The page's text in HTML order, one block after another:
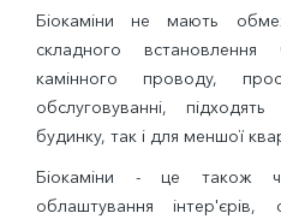
Біокаміни не мають
складного
камінного проводу,
обслуговуванні,
будинку, так і для меншої
Біокаміни - це також
облаштування інтер'єрів,